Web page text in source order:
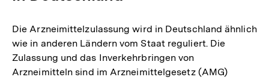
Die Arzneimittelzulassung wird in Deutschland ähnlich
wie in anderen Ländern vom Staat reguliert. Die
Zulassung und das Inverkehrbringen von
Arzneimitteln sind im Arzneimittelgesetz (AMG)